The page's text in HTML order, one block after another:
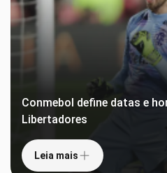
Conmebol define datas e
Libertadores
Leia mais